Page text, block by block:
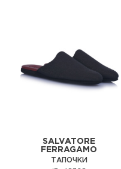
SALVATORE
FERRAGAMO
ТАПОЧКИ